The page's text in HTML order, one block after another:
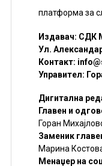
платформа за
Издавач:
Ул.
Контакт:
Управител:
Дигитална
Главен и
Горан
Заменик
Марина
Менаџер на